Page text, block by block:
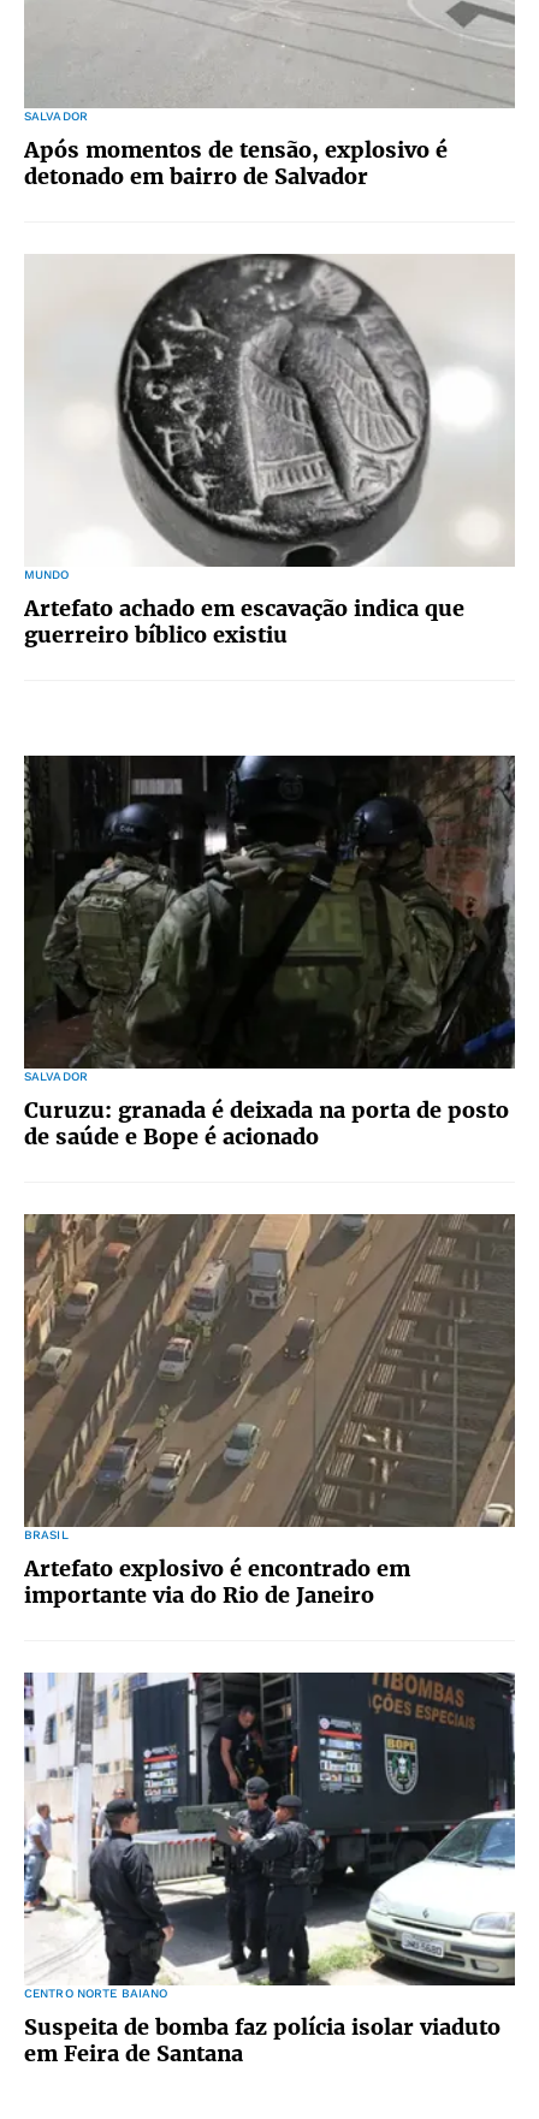
SALVADOR
Após momentos de tensão, explosivo é
detonado em bairro de Salvador
MUNDO
Artefato achado em escavação indica que
guerreiro bíblico existiu
SALVADOR
Curuzu: granada é deixada na porta de posto
de saúde e Bope é acionado
BRASIL
Artefato explosivo é encontrado em
importante via do Rio de Janeiro
CENTRO NORTE BAIANO
Suspeita de bomba faz polícia isolar viaduto
em Feira de Santana